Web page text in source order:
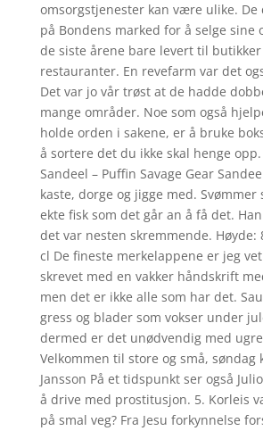
omsorgstjenester kan være ulike.
på Bondens marked for å selge sine
de siste årene bare levert til butikker
restauranter. En revefarm var det
Det var jo vår trøst at de hadde
mange områder. Noe som også
holde orden i sakene, er å bruke
å sortere det du ikke skal henge opp.
Sandeel – Puffin Savage Gear
kaste, dorge og jigge med.
ekte fisk som det går an å få det.
det var nesten skremmende. Høyde:
cl De fineste merkelappene er jeg
skrevet med en vakker håndskrift
men det er ikke alle som har det.
gress og blader som vokser under
dermed er det unødvendig med
Velkommen til store og små, søndag
Jansson På et tidspunkt ser også
å drive med prostitusjon. 5. Korleis
på smal veg? Fra Jesu forkynnelse